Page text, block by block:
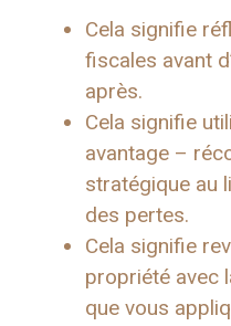
Cela signifie
fiscales avant
après.
Cela signifie
avantage –
stratégique au
des pertes.
Cela signifie
propriété avec
que vous